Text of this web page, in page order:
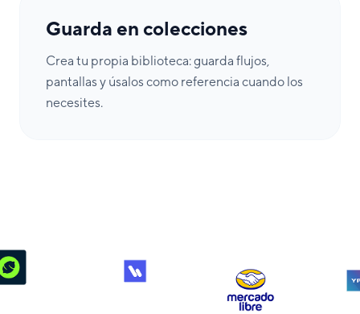
Guarda en colecciones
Crea tu propia biblioteca: guarda flujos,
pantallas y úsalos como referencia cuando los
necesites.